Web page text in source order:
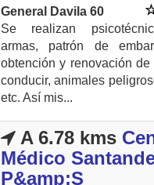
General Davila 60
Se realizan
armas, patrón de
obtención y renovación de
conducir, animales
etc. Así mis...
A 6.78 kms
Médico
P&amp;S